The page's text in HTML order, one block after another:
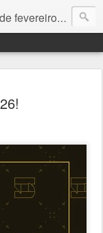
Seagate Storage Solution Provider, Kingston Premium Reseller, Nilko Design Partner.